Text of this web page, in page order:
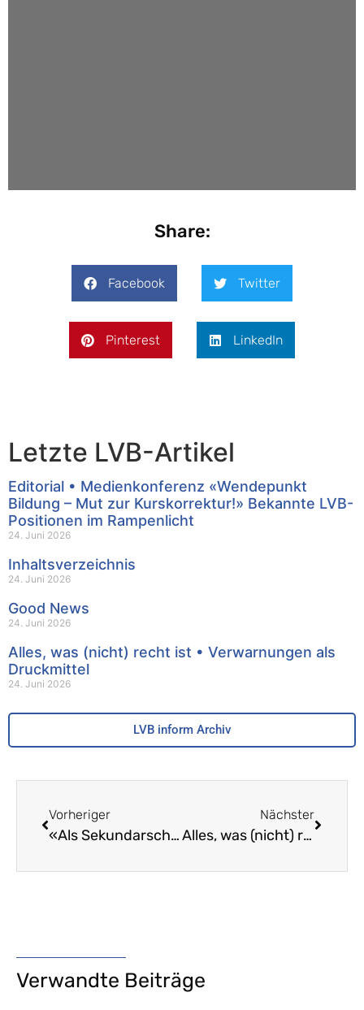
Share:
Facebook Twitter
Pinterest LinkedIn
Letzte LVB-Artikel
Editorial • Medienkonferenz «Wendepunkt
Bildung – Mut zur Kurskorrektur!» Bekannte LVB-
Positionen im Rampenlicht
24. Juni 2026
Inhaltsverzeichnis
24. Juni 2026
Good News
24. Juni 2026
Alles, was (nicht) recht ist • Verwarnungen als
Druckmittel
24. Juni 2026
LVB inform Archiv
Vorheriger
«Als Sekundarschüler hatte ich kein Faible für das Schreiben» – Interview mit Lehrer und Krimiautor Mathias Kressig
Nächster
Alles, was (nicht) recht ist – Echte Mitwirkung ist Voraussetzung für einen funktionierenden Schulbetrieb
Verwandte Beiträge